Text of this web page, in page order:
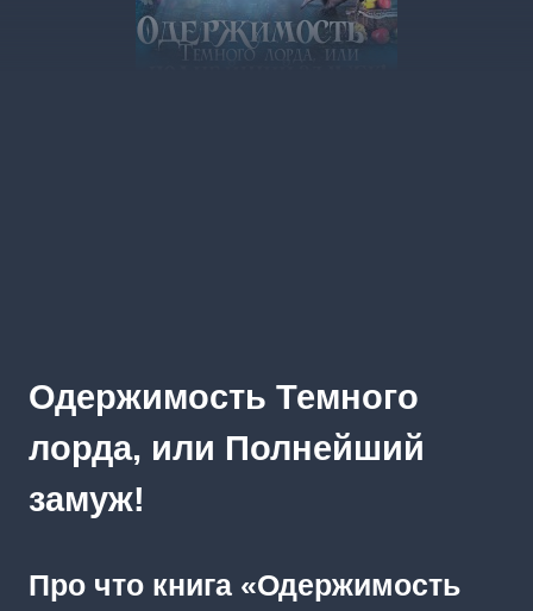
Одержимость Темного
лорда, или Полнейший
замуж!
Про что книга «Одержимость